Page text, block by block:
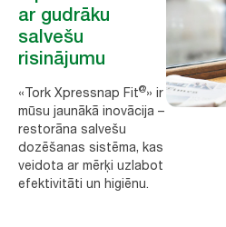
ar gudrāku
salvešu
risinājumu
«Tork Xpressnap Fit@» ir
mūsu jaunākā inovācija –
restorāna salvešu
dozēšanas sistēma, kas
veidota ar mērķi uzlabot
efektivitāti un higiēnu.